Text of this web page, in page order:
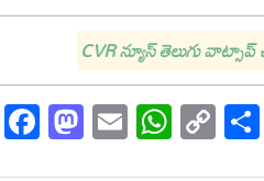
CVR న్యూస్ తెలుగు
Facebook
Mastodon
EmailCopy
Link